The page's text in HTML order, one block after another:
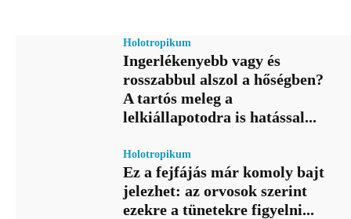
Holotropikum
Ingerlékenyebb vagy és
rosszabbul alszol a hőségben?
A tartós meleg a
lelkiállapotodra is hatással...
Holotropikum
Ez a fejfájás már komoly bajt
jelezhet: az orvosok szerint
ezekre a tünetekre figyelni...